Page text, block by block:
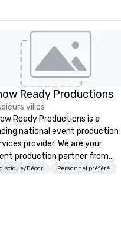
Ready Productions
villes
Ready Productions is a
national event production
provider. We are your
production partner from
to finish. Our team is
Décor Personnel préféré